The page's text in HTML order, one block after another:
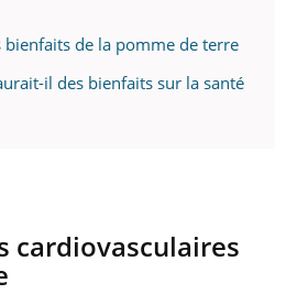
bienfaits de la pomme de terre
il des bienfaits sur la santé
cardiovasculaires